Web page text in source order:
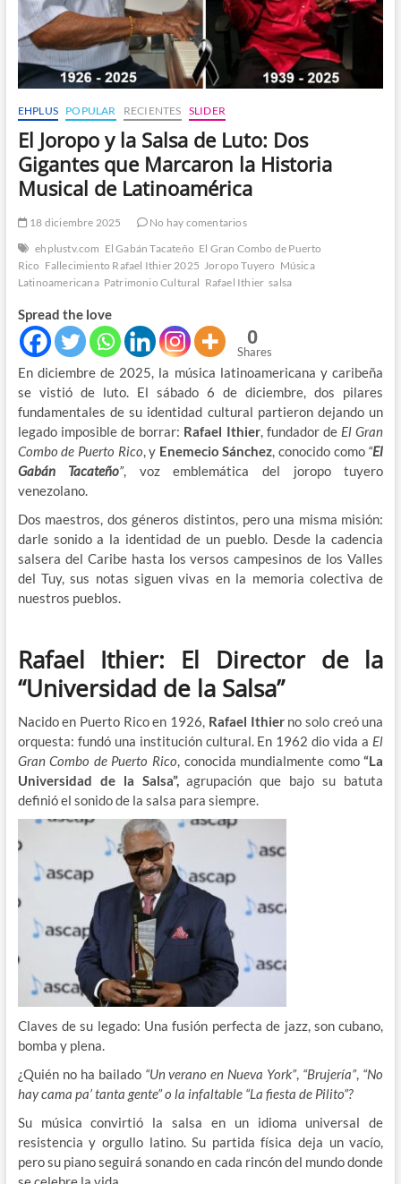
EHPLUS POPULAR RECIENTES SLIDER
El Joropo y la Salsa de Luto: Dos
Gigantes que Marcaron la Historia
Musical de Latinoamérica
18 diciembre 2025
No hay comentarios
ehplustv.com El Gabán Tacateño El Gran Combo de Puerto
Rico Fallecimiento Rafael Ithier 2025 Joropo Tuyero Música
Latinoamericana Patrimonio Cultural Rafael Ithier salsa
Spread the love
0
Shares
En diciembre de 2025, la música latinoamericana y caribeña
se vistió de luto. El sábado 6 de diciembre, dos pilares
fundamentales de su identidad cultural partieron dejando un
legado imposible de borrar: Rafael Ithier, fundador de El Gran
Combo de Puerto Rico, y Enemecio Sánchez, conocido como “El
Gabán Tacateño”, voz emblemática del joropo tuyero
venezolano.
Dos maestros, dos géneros distintos, pero una misma misión:
darle sonido a la identidad de un pueblo. Desde la cadencia
salsera del Caribe hasta los versos campesinos de los Valles
del Tuy, sus notas siguen vivas en la memoria colectiva de
nuestros pueblos.
Rafael Ithier: El Director de la
“Universidad de la Salsa”
Nacido en Puerto Rico en 1926, Rafael Ithierno solo creó una
orquesta: fundó una institución cultural. En 1962 dio vida a El
Gran Combo de Puerto Rico, conocida mundialmente como“La
Universidad de la Salsa”,agrupación que bajo su batuta
definió el sonido de la salsa para siempre.
Claves de su legado: Una fusión perfecta de jazz, son cubano,
bomba y plena.
¿Quién no ha bailado “Un verano en Nueva York”, “Brujería”, “No
hay cama pa’ tanta gente” o la infaltable “La fiesta de Pilito”?
Su música convirtió la salsa en un idioma universal de
resistencia y orgullo latino. Su partida física deja un vacío,
pero su piano seguirá sonando en cada rincón del mundo donde